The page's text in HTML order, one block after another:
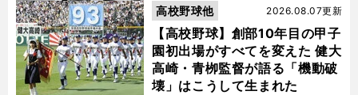
【高校野球】創部10年目の甲子
園初出場がすべてを変えた 健大
高崎・青栁監督が語る「機動破
壊」はこうして生まれた
2026.08.07更新
高校野球他